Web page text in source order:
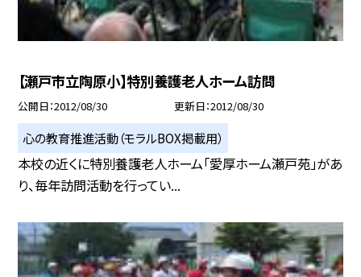
【瀬戸市立陶原小】特別養護老人ホーム訪問
公開日 2012/08/30 更新日 2012/08/30
心の教育推進活動（モラルBOX掲載用）
本校の近くに特別養護老人ホーム「愛厚ホーム瀬戸苑」があ
り、毎年訪問活動を行ってい...